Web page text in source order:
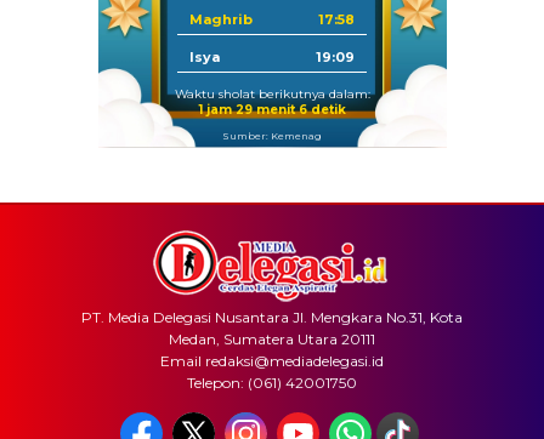
Maghrib 17:58
Isya 19:09
Waktu sholat berikutnya dalam:
1 jam 29 menit 6 detik
Sumber: Kemenag
PT. Media Delegasi Nusantara Jl. Mengkara No.31, Kota
Medan, Sumatera Utara 20111
Email redaksi@mediadelegasi.id
Telepon: (061) 42001750